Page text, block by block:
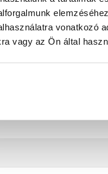
vonatkozó
vagy az Ön által
megjelenő színek